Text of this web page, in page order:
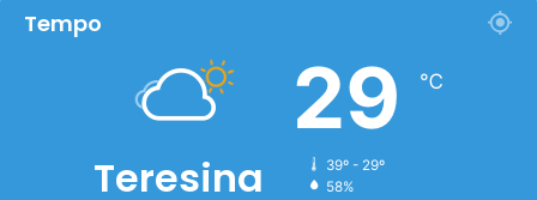
Tempo
Teresina
29 ℃
39º - 29º
58%